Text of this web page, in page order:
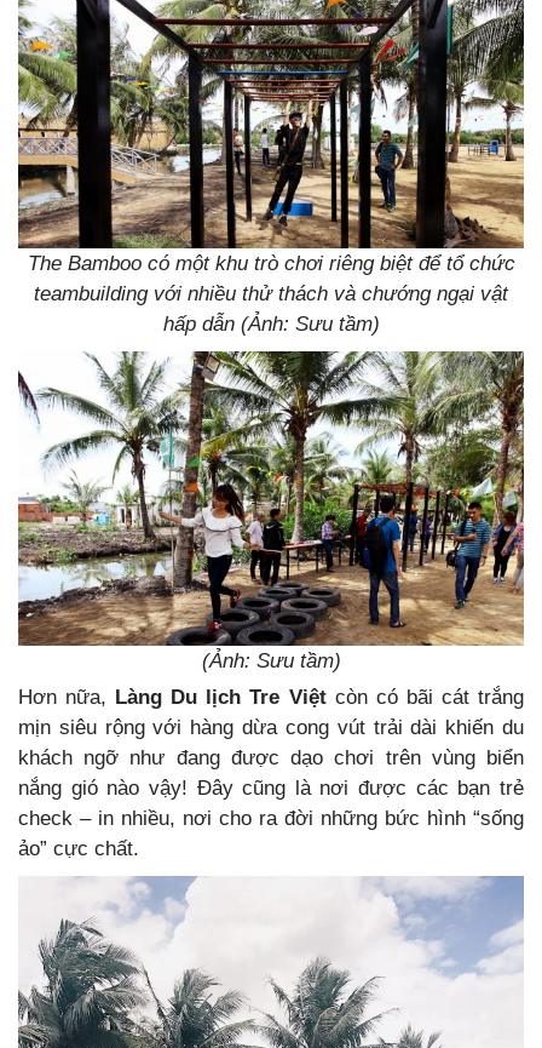
The Bamboo có một khu trò chơi riêng biệt để tổ chức
teambuilding với nhiều thử thách và chướng ngại vật
hấp dẫn (Ảnh: Sưu tầm)
(Ảnh: Sưu tầm)
Hơn nữa, Làng Du lịch Tre Việtcòn có bãi cát trắng
mịn siêu rộng với hàng dừa cong vút trải dài khiến du
khách ngỡ như đang được dạo chơi trên vùng biển
nắng gió nào vậy! Đây cũng là nơi được các bạn trẻ
check – in nhiều, nơi cho ra đời những bức hình “sống
ảo” cực chất.